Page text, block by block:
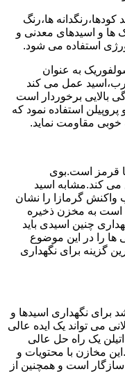
ها،رنگ
ها و اسیدهای معدنی و
استفاده می شود.
به عنوان
عمل می کند
بالایی برخوردار است
استفاده نمود که
خوبی مقاومت نماید.
قرمز است.بوی
می کند.مشابه اسید
واکنش گرمازا را نشان
به مخزن ذخیره
چنین اسیدی باید
ها را در این موضوع
گزینه برای نگهداری
برای نگهداری اسیدها و
می تواند یک ایده عالی
یک راه حل عالی
مخازن با محتویات و
است و همچنین از